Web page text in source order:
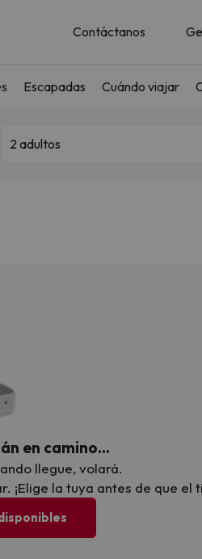
Contáctanos
Escapadas Cuándo viajar
2 adultos
en camino…
llegue, volará.
¡Elige la tuya antes de que el